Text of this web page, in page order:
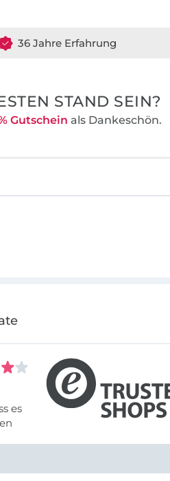
36 Jahre Erfahrung
STAND SEIN?
Gutschein als Dankeschön.
es